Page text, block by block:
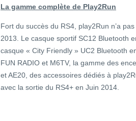
La gamme complète de Play2Run
Fort du succès du RS4, play2Run n’a
2013. Le casque sportif SC12 Bluetooth
casque « City Friendly » UC2 Bluetooth
FUN RADIO et M6TV, la gamme des
et AE20, des accessoires dédiés à
avec la sortie du RS4+ en Juin 2014.